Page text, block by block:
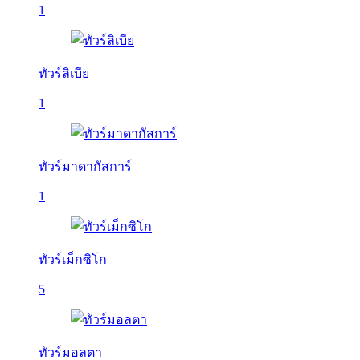
1
ทัวร์ลิเบีย
1
ทัวร์มาดากัสการ์
1
ทัวร์เม็กซิโก
5
ทัวร์มอลตา